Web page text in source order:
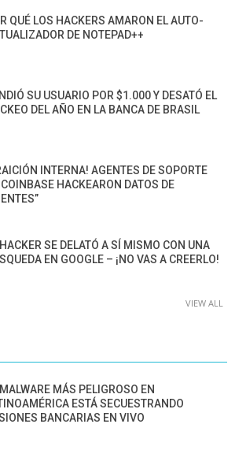
QUÉ LOS HACKERS AMARON EL AUTO-
DE NOTEPAD++
SU USUARIO POR $1.000 Y DESATÓ EL
DEL AÑO EN LA BANCA DE BRASIL
INTERNA! AGENTES DE SOPORTE
COINBASE HACKEARON DATOS DE
SE DELATÓ A SÍ MISMO CON UNA
EN GOOGLE – ¡NO VAS A CREERLO!
VIEW ALL
MÁS PELIGROSO EN
ESTÁ SECUESTRANDO
BANCARIAS EN VIVO